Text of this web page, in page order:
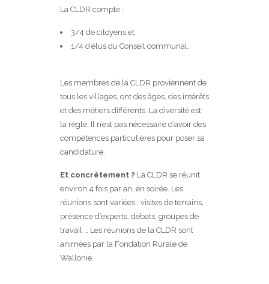
La CLDR compte :
3/4 de citoyens et
1/4 d’élus du Conseil communal.
Les membres de la CLDR proviennent de
tous les villages, ont des âges, des intérêts
et des métiers différents. La diversité est
la règle. Il n’est pas nécessaire d’avoir des
compétences particulières pour poser sa
candidature.
Et concrètement ? La CLDR se réunit
environ 4 fois par an, en soirée. Les
réunions sont variées : visites de terrains,
présence d’experts, débats, groupes de
travail … Les réunions de la CLDR sont
animées par la Fondation Rurale de
Wallonie.